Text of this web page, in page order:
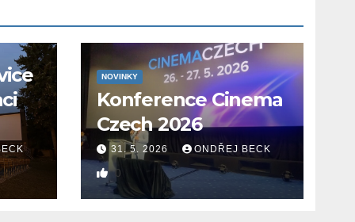
NOVINKY
Konference Cinema
Czech 2026
31. 5. 2026 ONDŘEJ BECK
0